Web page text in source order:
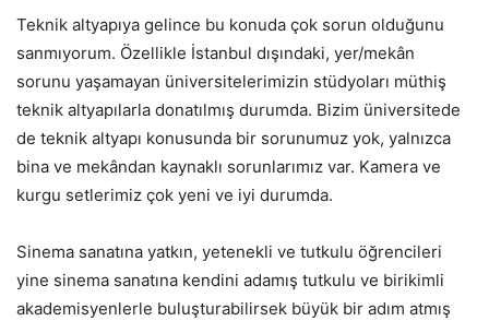
Teknik altyapıya gelince bu konuda çok sorun olduğunu
sanmıyorum. Özellikle İstanbul dışındaki, yer/mekân
sorunu yaşamayan üniversitelerimizin stüdyoları müthiş
teknik altyapılarla donatılmış durumda. Bizim üniversitede
de teknik altyapı konusunda bir sorunumuz yok, yalnızca
bina ve mekândan kaynaklı sorunlarımız var. Kamera ve
kurgu setlerimiz çok yeni ve iyi durumda.
Sinema sanatına yatkın, yetenekli ve tutkulu öğrencileri
yine sinema sanatına kendini adamış tutkulu ve birikimli
akademisyenlerle buluşturabilirsek büyük bir adım atmış